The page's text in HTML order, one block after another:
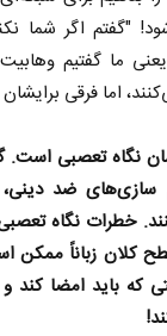
"گفتم اگر شما
ما گفتیم
اما فرقی
نگاه تعصبی
ضد دینی،
خطرات نگاه
کلان زباناً ممکن
که باید امضا کند